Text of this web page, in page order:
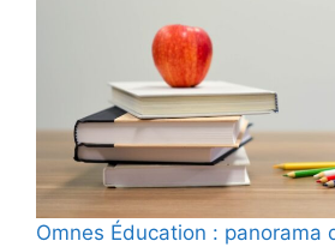
Omnes Éducation : panorama